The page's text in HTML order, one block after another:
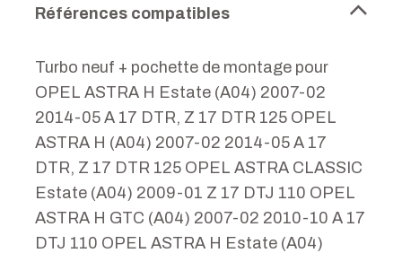
Références compatibles
Turbo neuf + pochette de montage pour
OPEL ASTRA H Estate (A04) 2007-02
2014-05 A 17 DTR, Z 17 DTR 125 OPEL
ASTRA H (A04) 2007-02 2014-05 A 17
DTR, Z 17 DTR 125 OPEL ASTRA CLASSIC
Estate (A04) 2009-01 Z 17 DTJ 110 OPEL
ASTRA H GTC (A04) 2007-02 2010-10 A 17
DTJ 110 OPEL ASTRA H Estate (A04)